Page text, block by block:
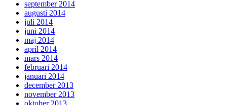
september 2014
augusti 2014
juli 2014
juni 2014
maj 2014
april 2014
mars 2014
februari 2014
januari 2014
december 2013
november 2013
oktober 2013